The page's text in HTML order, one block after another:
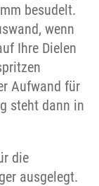
besudelt.
wenn
Ihre Dielen
Aufwand für
steht dann in
die
ausgelegt.